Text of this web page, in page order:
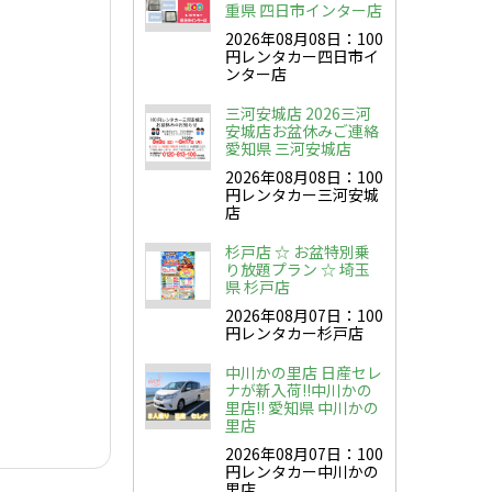
重県 四日市インター店
2026年08月08日：100
円レンタカー四日市イ
ンター店
三河安城店 2026三河
安城店お盆休みご連絡
愛知県 三河安城店
2026年08月08日：100
円レンタカー三河安城
店
杉戸店 ☆ お盆特別乗
り放題プラン ☆ 埼玉
県 杉戸店
2026年08月07日：100
円レンタカー杉戸店
中川かの里店 日産セレ
ナが新入荷!!中川かの
里店!! 愛知県 中川かの
里店
2026年08月07日：100
円レンタカー中川かの